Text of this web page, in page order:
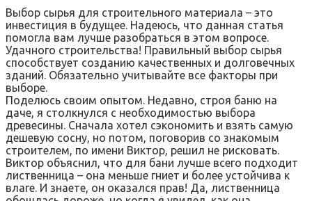
Выбор сырья для строительного материала – это
инвестиция в будущее. Надеюсь, что данная статья
помогла вам лучше разобраться в этом вопросе.
Удачного строительства! Правильный выбор сырья
способствует созданию качественных и долговечных
зданий. Обязательно учитывайте все факторы при
выборе.
Поделюсь своим опытом. Недавно, строя баню на
даче, я столкнулся с необходимостью выбора
древесины. Сначала хотел сэкономить и взять самую
дешевую сосну, но потом, поговорив со знакомым
строителем, по имени Виктор, решил не рисковать.
Виктор объяснил, что для бани лучше всего подходит
лиственница – она меньше гниет и более устойчива к
влаге. И знаете, он оказался прав! Да, лиственница